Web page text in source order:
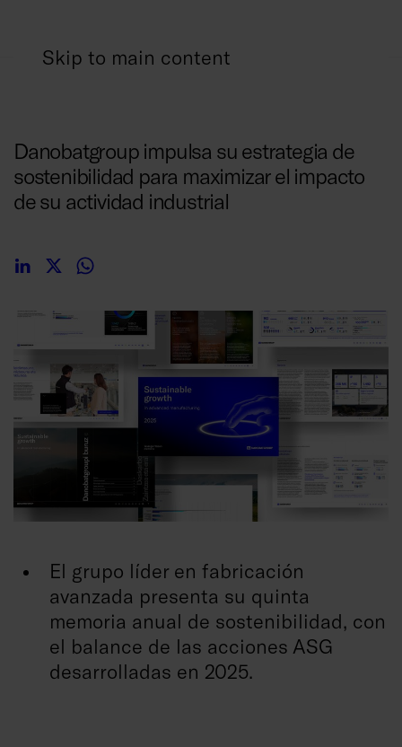
Skip to main content
Danobatgroup impulsa su estrategia de
sostenibilidad para maximizar el impacto
de su actividad industrial
El grupo líder en fabricación
avanzada presenta su quinta
memoria anual de sostenibilidad, con
el balance de las acciones ASG
desarrolladas en 2025.